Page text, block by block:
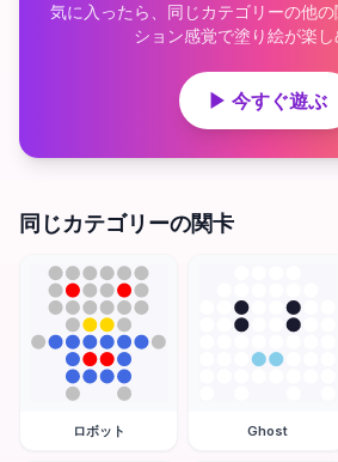
気に入ったら、同じカテゴリーの他
ション感覚で塗り絵が楽し
▶ 今すぐ遊ぶ
同じカテゴリーの関卡
ロボット Ghost